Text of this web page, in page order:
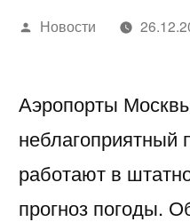
Написано
Новости
Аэропорты
неблагоприятный
работают в
прогноз погоды.